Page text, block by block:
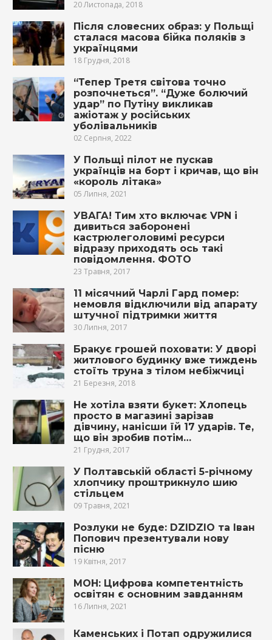
20 Листопада, 2018
Після словесних образ: у Польщі
сталася масова бійка поляків з
українцями
18 Грудня, 2018
“Тепер Третя світова точно
розпочнеться”. “Дуже болючий
удар” по Путіну викликав
ажіотаж у російських
уболівальників
02 Серпня, 2022
У Польщі пілот не пускав
українців на борт і кричав, що він
«король літака»
05 Липня, 2021
УВАГА! Тим хто включає VPN і
дивиться заборонені
кастрюлеголовимі ресурси
відразу приходять ось такі
повідомлення. ФОТО
23 Травня, 2017
11 місячний Чарлі Гард помеp:
немовля відключили від апарату
штучної підтримки життя
30 Липня, 2017
Бракує грошей поховати: У дворі
житлового будинку вже тиждень
стоїть труна з тілом небіжчиці
21 Березня, 2018
Не хотіла взяти букет: Хлопець
просто в магазині зарізав
дівчину, нанісши їй 17 ударів. Те,
що він зробив потім…
21 Грудня, 2017
У Полтавській області 5-річному
хлопчику проштрикнуло шию
стільцем
09 Травня, 2021
Розлуки не буде: DZIDZIO та Іван
Попович презентували нову
пісню
19 Квітня, 2017
МОН: Цифрова компетентність
освітян є основним завданням
16 Липня, 2021
Каменських і Потап одружилися